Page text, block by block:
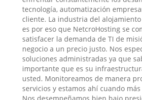
tecnología, automatización
cliente. La industria del
es por eso que NetcroHosting se
satisfacer la demanda de TI de
negocio a un precio justo. Nos
soluciones administradas ya que
importante que es su
usted. Monitoreamos de manera
servicios y estamos ahí cuando